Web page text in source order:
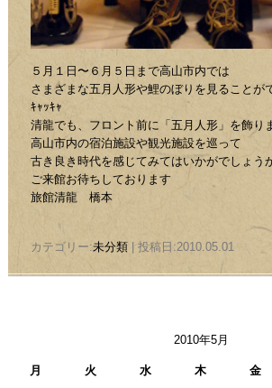
５月１日〜６月５日まで高山市内では
さまざまな五月人形や鯉のぼりを見ることが
ｷｬｯｷｬ
清龍でも、フロント前に「五月人形」を飾り
高山市内の宿泊施設や観光施設を巡って
古き良き時代を感じてみてはいかがでしょう
ご来館お待ちしております
旅館清龍 橋本
カテゴリー:未分類| 投稿日:2010.05.01
2010年5月
月 火 水 木 金